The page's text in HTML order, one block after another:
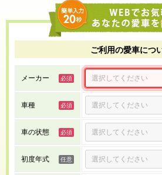
ご利用の愛車につ
メーカー
車種
車の状態
初度年式